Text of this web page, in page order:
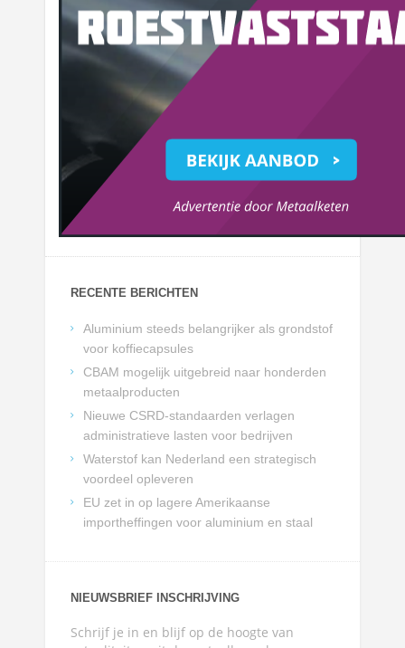
RECENTE BERICHTEN
Aluminium steeds belangrijker als grondstof
voor koffiecapsules
CBAM mogelijk uitgebreid naar honderden
metaalproducten
Nieuwe CSRD-standaarden verlagen
administratieve lasten voor bedrijven
Waterstof kan Nederland een strategisch
voordeel opleveren
EU zet in op lagere Amerikaanse
importheffingen voor aluminium en staal
NIEUWSBRIEF INSCHRIJVING
Schrijf je in en blijf op de hoogte van